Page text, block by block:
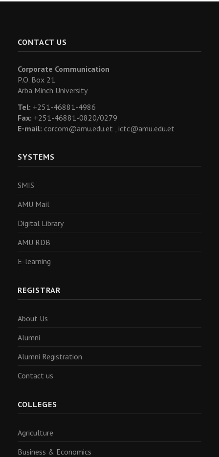
CONTACT US
Corporate Communication
P.O. Box 21
Arba Minch University
Tel: +251-46881-4986
Fax: +251-46881-0820/0279
E-mail: corcom@amu.edu.et , ictc@amu.edu.et
SYSTEMS
SMIS
AMU Mail
Digital Library
AMU RDB
E-learning
REGISTRAR
About Us
Alumni
Alumni Registration
Contact us
COLLEGES
Agriculture
Business & Economics